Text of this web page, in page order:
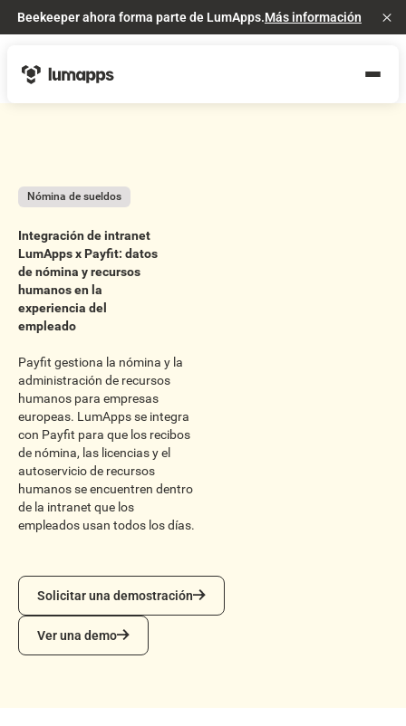
Beekeeper ahora forma parte de LumApps.Más información
Nómina de sueldos
Integración de intranet
LumApps x Payfit: datos
de nómina y recursos
humanos en la
experiencia del
empleado
Payfit gestiona la nómina y la
administración de recursos
humanos para empresas
europeas. LumApps se integra
con Payfit para que los recibos
de nómina, las licencias y el
autoservicio de recursos
humanos se encuentren dentro
de la intranet que los
empleados usan todos los días.
Solicitar una demostración
Solicitar una demostración
Ver una demo
Ver una demo